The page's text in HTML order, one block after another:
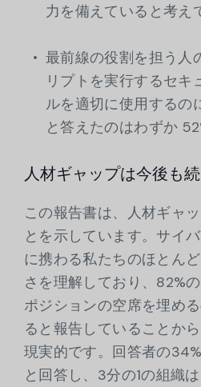
力を備えていると考え
最前線の役割を担う人
リプトを実行するセキ
ルを適切に使用するの
と答えたのはわずか
人材ギャップは今後も続
この報告書は、人材ギャ
とを示しています。サイ
に携わる私たちのほとん
さを理解しており、82%
ポジションの空席を埋め
ると報告していることか
現実的です。回答者の
と回答し、3分の1の組織